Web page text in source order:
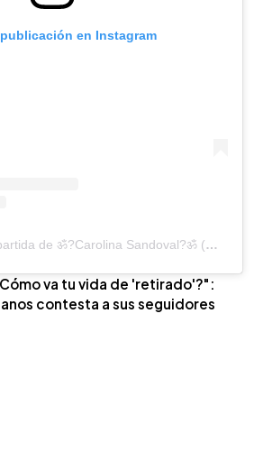
en Instagram
Una publicación compartida de ॐ?Carolina Sandoval?ॐ (@venenosandoval)
va tu vida de 'retirado'?":
contesta a sus seguidores